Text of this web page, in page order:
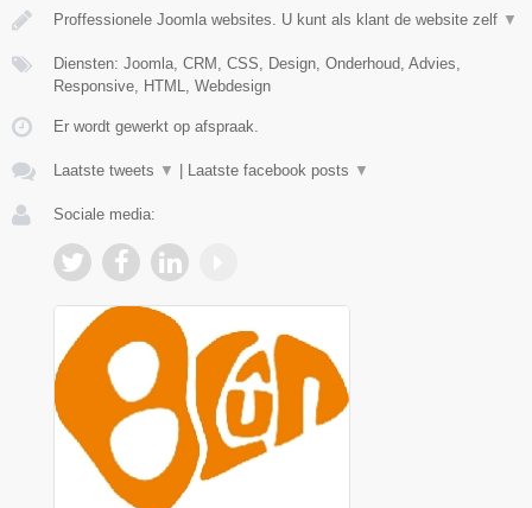
Proffessionele Joomla websites. U kunt als klant de website zelf ▼
Diensten: Joomla, CRM, CSS, Design, Onderhoud, Advies,
Responsive, HTML, Webdesign
Er wordt gewerkt op afspraak.
Laatste tweets ▼ Laatste facebook posts ▼
Sociale media: